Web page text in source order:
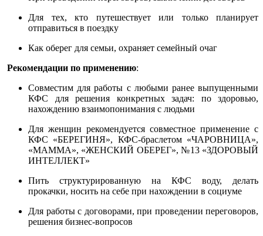
Для тех, кто путешествует или только планирует
отправиться в поездку
Как оберег для семьи, охраняет семейный очаг
Рекомендации по применению:
Совместим для работы с любыми ранее выпущенными
КФС для решения конкретных задач: по здоровью,
нахождению взаимопонимания с людьми
Для женщин рекомендуется совместное применение с
КФС «БЕРЕГИНЯ», КФС-браслетом «ЧАРОВНИЦА»,
«МАММА», «ЖЕНСКИЙ ОБЕРЕГ», №13 «ЗДОРОВЫЙ
ИНТЕЛЛЕКТ»
Пить структурированную на КФС воду, делать
прокачки, носить на себе при нахождении в социуме
Для работы с договорами, при проведении переговоров,
решения бизнес-вопросов